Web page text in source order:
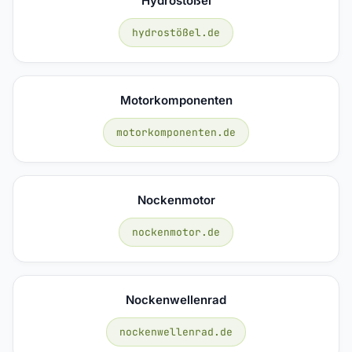
hydrostößel.de
Motorkomponenten
motorkomponenten.de
Nockenmotor
nockenmotor.de
Nockenwellenrad
nockenwellenrad.de